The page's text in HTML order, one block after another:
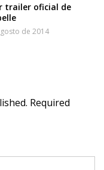
trailer oficial de
de 2014
Required